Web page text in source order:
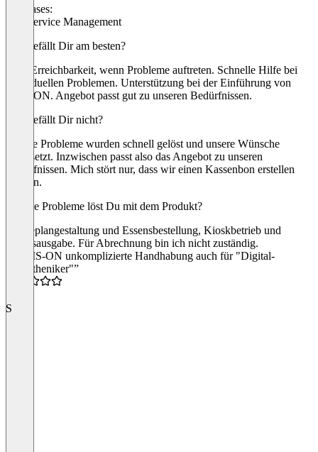
Use cases:
Foodservice Management
Was gefällt Dir am besten?
Gute Erreichbarkeit, wenn Probleme auftreten. Schnelle Hilfe bei
individuellen Problemen. Unterstützung bei der Einführung von
Sams-ON. Angebot passt gut zu unseren Bedürfnissen.
Was gefällt Dir nicht?
Unsere Probleme wurden schnell gelöst und unsere Wünsche
umgesetzt. Inzwischen passt also das Angebot zu unseren
Bedürfnissen. Mich stört nur, dass wir einen Kassenbon erstellen
müssen.
Welche Probleme löst Du mit dem Produkt?
Speiseplangestaltung und Essensbestellung, Kioskbetrieb und
Essensausgabe. Für Abrechnung bin ich nicht zuständig.
“SAMS-ON unkomplizierte Handhabung auch für "Digital-
Legastheniker"”
S